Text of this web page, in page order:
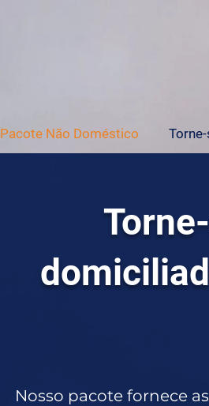
Pacote Não Doméstico
Nosso pacote fornece